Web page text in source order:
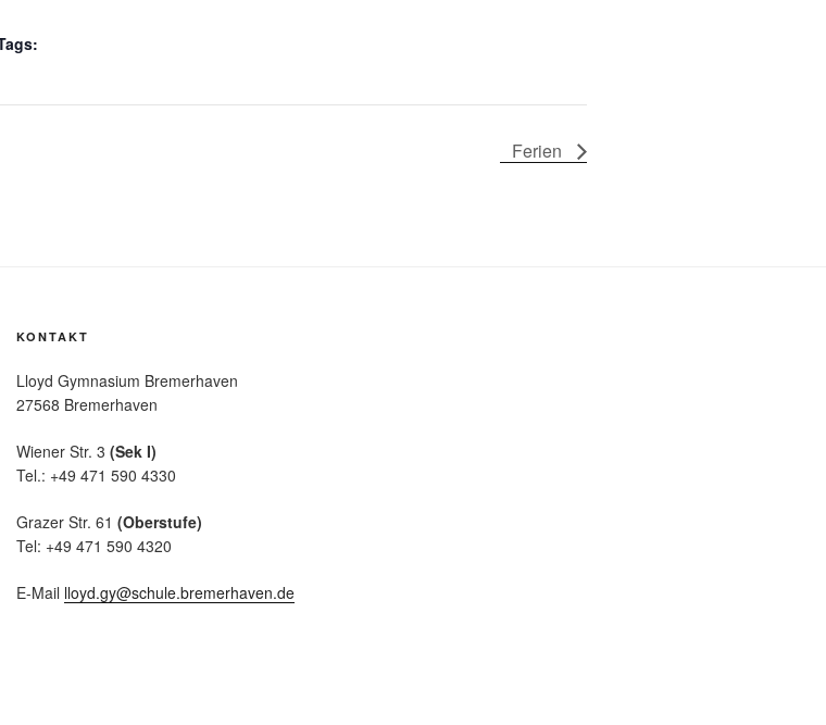
Ferien
KONTAKT
Lloyd Gymnasium Bremerhaven
27568 Bremerhaven
Wiener Str. 3 (Sek I)
Tel.: +49 471 590 4330
Grazer Str. 61 (Oberstufe)
Tel: +49 471 590 4320
E-Mail lloyd.gy@schule.bremerhaven.de